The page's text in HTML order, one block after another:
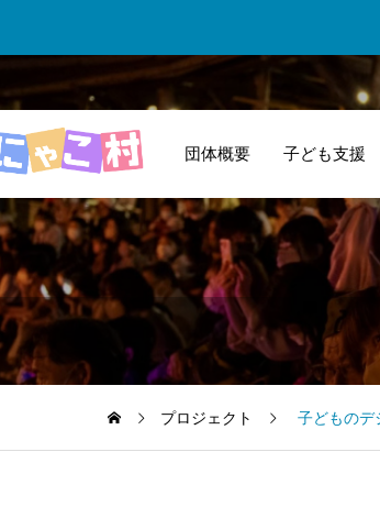
団体概要 子ども支援
的確なアドバイス
とあたたかいサポ
ートのおかげで楽
プロジェクト 子どものデ